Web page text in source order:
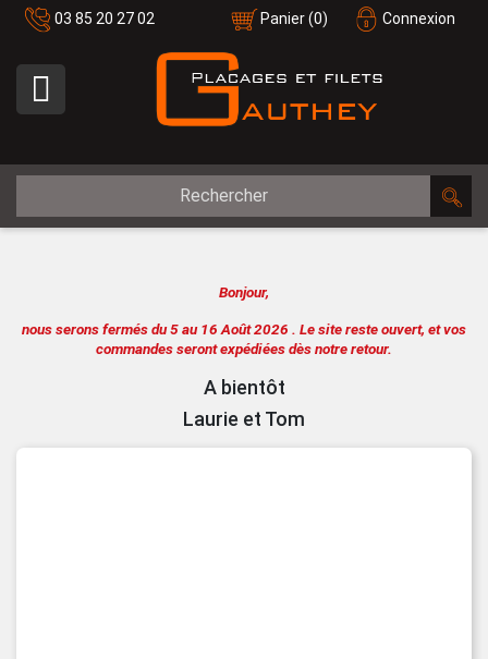
03 85 20 27 02 Connexion
Panier(0)

Bonjour,
nous serons fermés du 5 au 16 Août 2026 . Le site reste ouvert, et vos
commandes seront expédiées dès notre retour.
A bientôt
Laurie et Tom